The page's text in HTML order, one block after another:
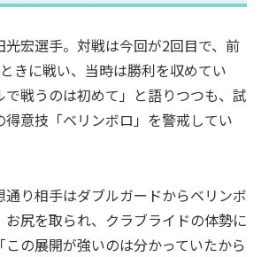
宏選手。対戦は今回が2回目で、前
きに戦い、当時は勝利を収めてい
で戦うのは初めて」と語りつつも、試
意技「ベリンボロ」を警戒してい
り相手はダブルガードからベリンボ
お尻を取られ、クラブライドの体勢に
の展開が強いのは分かっていたから